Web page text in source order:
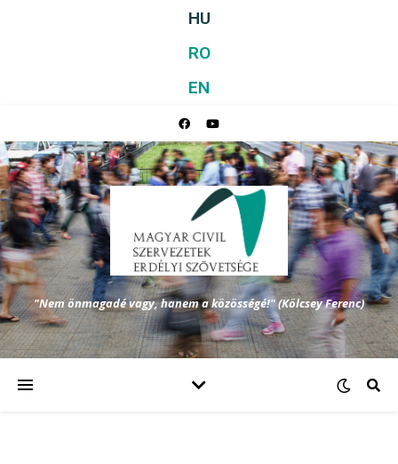
HU
RO
EN
"Nem önmagadé vagy, hanem a közösségé!" (Kölcsey Ferenc)